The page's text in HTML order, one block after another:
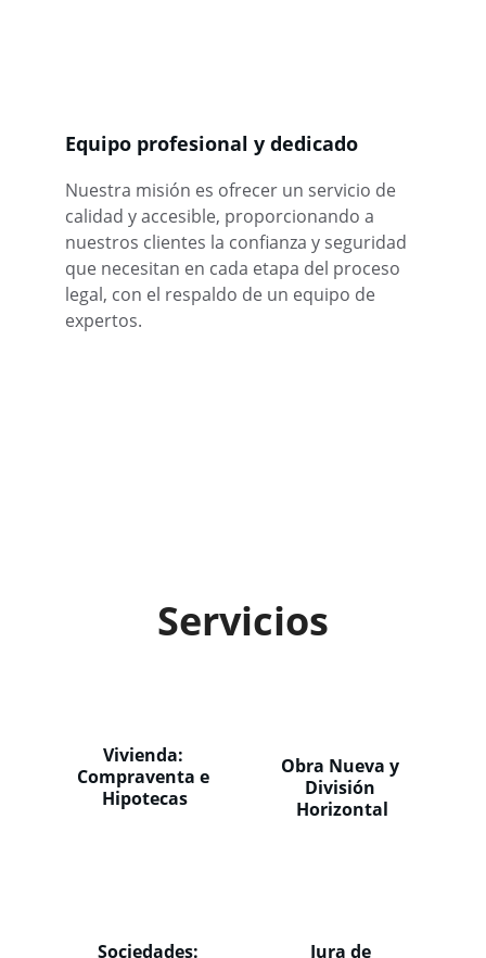
Equipo profesional y dedicado
Nuestra misión es ofrecer un servicio de
calidad y accesible, proporcionando a
nuestros clientes la confianza y seguridad
que necesitan en cada etapa del proceso
legal, con el respaldo de un equipo de
expertos.
Servicios
Vivienda:
Compraventa e
Hipotecas
Obra Nueva y
División
Horizontal
Sociedades: Jura de